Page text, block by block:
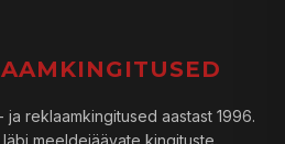
reklaamkingitused aastast 1996.
meeldejäävate kingituste.